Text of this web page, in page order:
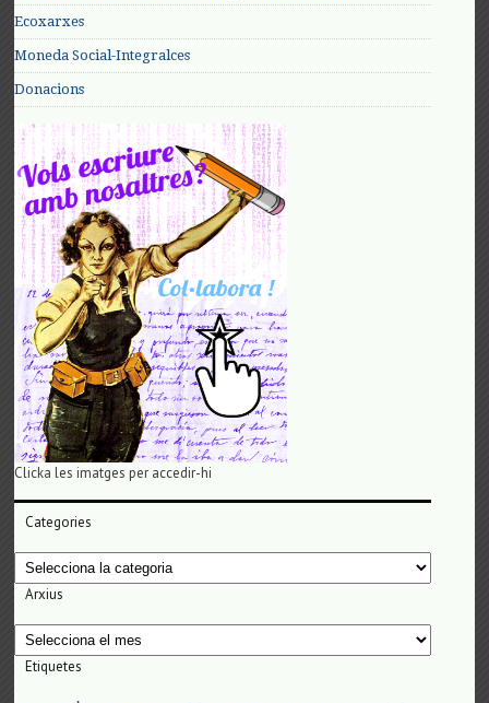
Ecoxarxes
Moneda Social-Integralces
Donacions
Clicka les imatges per accedir-hi
Categories
Categories
Arxius
Arxius
Etiquetes